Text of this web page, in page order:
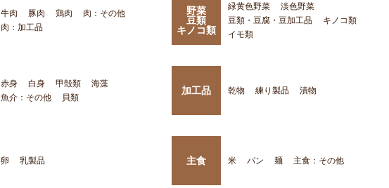
牛肉 豚肉 鶏肉
肉：その他
肉：加工品
野菜
豆類
キノコ類
緑黄色野菜
淡色野菜
豆類・豆腐・豆加工品
キノコ類
イモ類
赤身 白身 甲殻類
海藻
魚介：その他
貝類
加工品 乾物 練り製品 漬物
卵 乳製品 主食 米 パン 麺 主食：その他